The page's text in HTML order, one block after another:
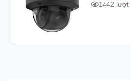
1442 lượt